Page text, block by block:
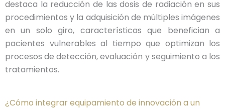
destaca la reducción de las dosis de radiación en sus
procedimientos y la adquisición de múltiples imágenes
en un solo giro, características que benefician a
pacientes vulnerables al tiempo que optimizan los
procesos de detección, evaluación y seguimiento a los
tratamientos.
¿Cómo integrar equipamiento de innovación a un